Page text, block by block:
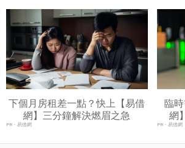
下個月房租差一點？快上【易借
網】三分鐘解決燃眉之急
PR・易借網
臨
網
PR・易借網